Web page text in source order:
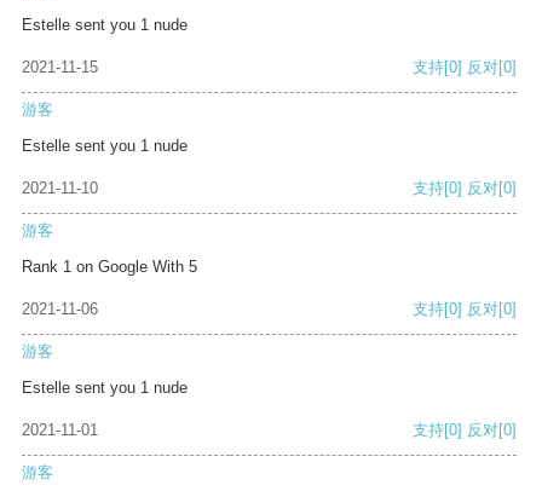
Estelle sent you 1 nude
2021-11-15 支持[0] 反对[0]
游客
Estelle sent you 1 nude
2021-11-10 支持[0] 反对[0]
游客
Rank 1 on Google With 5
2021-11-06 支持[0] 反对[0]
游客
Estelle sent you 1 nude
2021-11-01 支持[0] 反对[0]
游客